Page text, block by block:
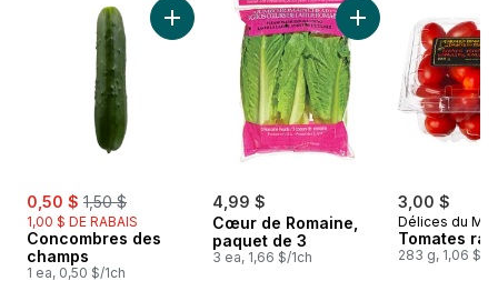
sale:
0,50 $ , formerly:
1,50 $
1,00 $ DE RABAIS
Concombres des
champs
1 ea, 0,50 $/1ch
Ajouter Concombres des champs au panier
4,99 $
Cœur de Romaine,
paquet de 3
3 ea, 1,66 $/1ch
Ajouter Cœur de
3,00 $
Délices du
Tomates
283 g, 1,06 $/